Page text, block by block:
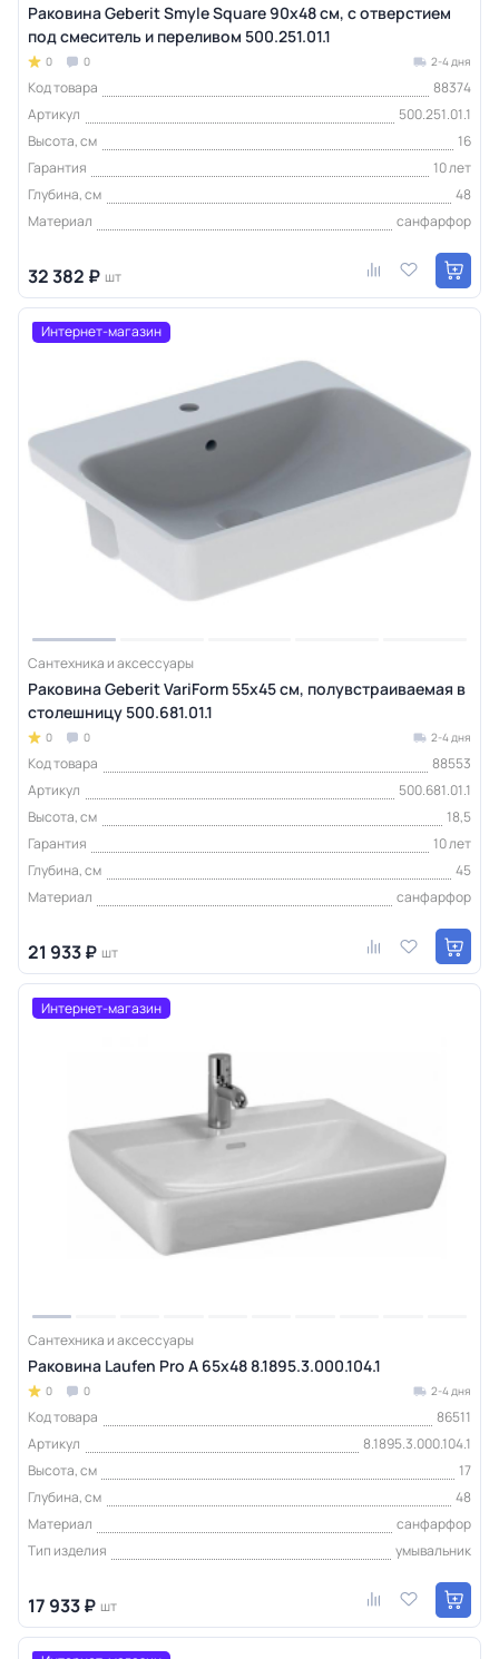
Раковина Geberit Smyle Square 90х48 см, с отверстием
под смеситель и переливом 500.251.01.1
0 0 2-4 дня
Код товара
88374
Артикул
500.251.01.1
Высота, см
16
Гарантия
10 лет
Глубина, см
48
Материал
санфарфор
32 382 ₽ шт
Интернет-магазин
Сантехника и аксессуары
Раковина Geberit VariForm 55х45 см, полувстраиваемая в
столешницу 500.681.01.1
0 0 2-4 дня
Код товара
88553
Артикул
500.681.01.1
Высота, см
18,5
Гарантия
10 лет
Глубина, см
45
Материал
санфарфор
21 933 ₽ шт
Интернет-магазин
Сантехника и аксессуары
Раковина Laufen Pro A 65x48 8.1895.3.000.104.1
0 0 2-4 дня
Код товара
86511
Артикул
8.1895.3.000.104.1
Высота, см
17
Глубина, см
48
Материал
санфарфор
Тип изделия
умывальник
17 933 ₽ шт